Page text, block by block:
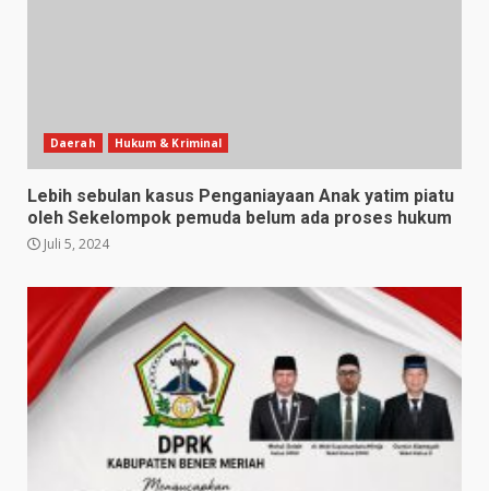
Daerah Hukum & Kriminal
Lebih sebulan kasus Penganiayaan Anak yatim piatu
oleh Sekelompok pemuda belum ada proses hukum
Juli 5, 2024